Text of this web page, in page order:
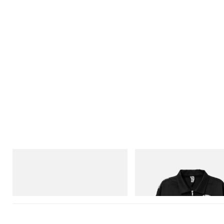
Billionaire Boys Club X Initial D
立刻购入